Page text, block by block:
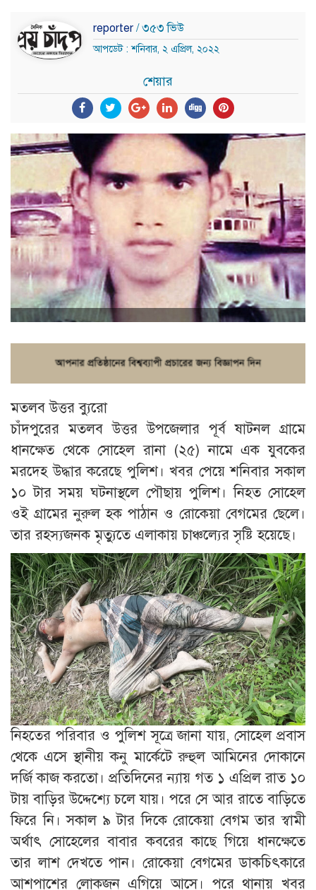
reporter / ৩৫৩ ভিউ
আপডেট : শনিবার, ২ এপ্রিল, ২০২২
শেয়ার
মতলব উত্তর ব্যুরো
চাঁদপুরের মতলব উত্তর উপজেলার পূর্ব ষাটনল গ্রামে
ধানক্ষেত থেকে সোহেল রানা (২৫) নামে এক যুবকের
মরদেহ উদ্ধার করেছে পুলিশ। খবর পেয়ে শনিবার সকাল
১০ টার সময় ঘটনাস্থলে পৌছায় পুলিশ। নিহত সোহেল
ওই গ্রামের নুরুল হক পাঠান ও রোকেয়া বেগমের ছেলে।
তার রহস্যজনক মৃত্যুতে এলাকায় চাঞ্চল্যের সৃষ্টি হয়েছে।
নিহতের পরিবার ও পুলিশ সূত্রে জানা যায়, সোহেল প্রবাস
থেকে এসে স্থানীয় কনু মার্কেটে রুহুল আমিনের দোকানে
দর্জি কাজ করতো। প্রতিদিনের ন্যায় গত ১ এপ্রিল রাত ১০
টায় বাড়ির উদ্দেশ্যে চলে যায়। পরে সে আর রাতে বাড়িতে
ফিরে নি। সকাল ৯ টার দিকে রোকেয়া বেগম তার স্বামী
অর্থাৎ সোহেলের বাবার কবরের কাছে গিয়ে ধানক্ষেতে
তার লাশ দেখতে পান। রোকেয়া বেগমের ডাকচিৎকারে
আশপাশের লোকজন এগিয়ে আসে। পরে থানায় খবর